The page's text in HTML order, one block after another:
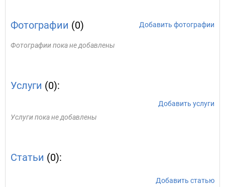
Фотографии (0) Добавить фотографии
Фотографии пока не добавлены
Услуги (0):
Добавить услуги
Услуги пока не добавлены
Статьи (0):
Добавить статью